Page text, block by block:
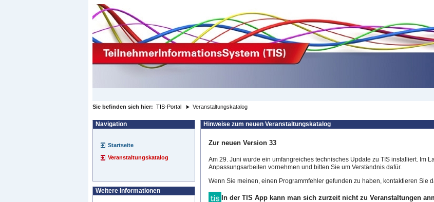
Sie befinden sich hier: TIS-Portal Veranstaltungskatalog
Navigation
Startseite
Veranstaltungskatalog
Weitere Informationen
Hinweise zum neuen Veranstaltungskatalog
Zur neuen Version 33
Am 29. Juni wurde ein umfangreiches technisches Update zu TIS installiert. Im
Anpassungsarbeiten vornehmen und bitten Sie um Verständnis dafür.
Wenn Sie meinen, einen Programmfehler gefunden zu haben, kontaktieren Sie
In der TIS App kann man sich zurzeit nicht zu Veranstaltungen